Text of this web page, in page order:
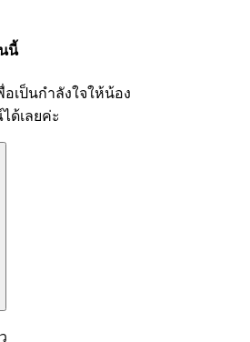
นี้
เป็นกำลังใจให้น้อง
ด้เลยค่ะ